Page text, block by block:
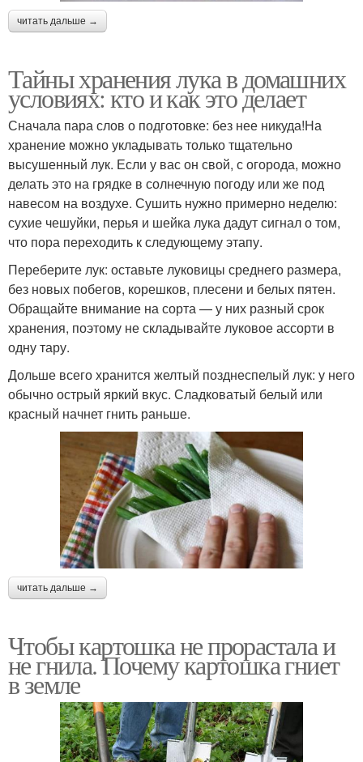
читать дальше →
Тайны хранения лука в домашних
условиях: кто и как это делает
Сначала пара слов о подготовке: без нее никуда!На
хранение можно укладывать только тщательно
высушенный лук. Если у вас он свой, с огорода, можно
делать это на грядке в солнечную погоду или же под
навесом на воздухе. Сушить нужно примерно неделю:
сухие чешуйки, перья и шейка лука дадут сигнал о том,
что пора переходить к следующему этапу.
Переберите лук: оставьте луковицы среднего размера,
без новых побегов, корешков, плесени и белых пятен.
Обращайте внимание на сорта — у них разный срок
хранения, поэтому не складывайте луковое ассорти в
одну тару.
Дольше всего хранится желтый позднеспелый лук: у него
обычно острый яркий вкус. Сладковатый белый или
красный начнет гнить раньше.
читать дальше →
Чтобы картошка не прорастала и
не гнила. Почему картошка гниет
в земле